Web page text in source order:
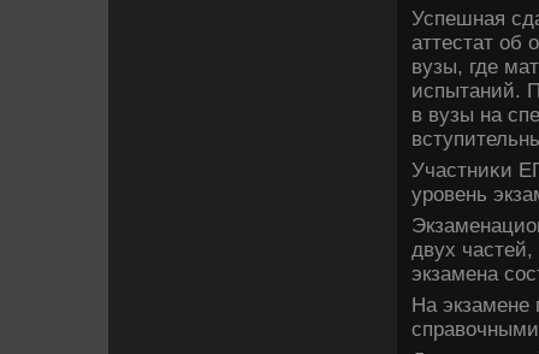
Успешная
аттестат об
вузы, где
испытаний.
в вузы на
Участниκи
уровень
двух
экзамена
На экзамене